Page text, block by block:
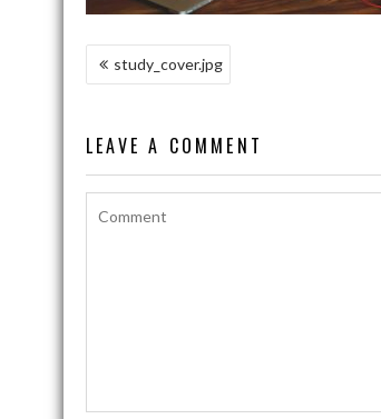
NAWIGACJA
study_cover.jpg
LEAVE A COMMENT